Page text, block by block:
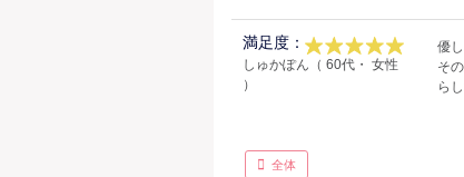
満足度：
しゅかぽん（ 60代・ 女性
）
優
そ
ら
全体